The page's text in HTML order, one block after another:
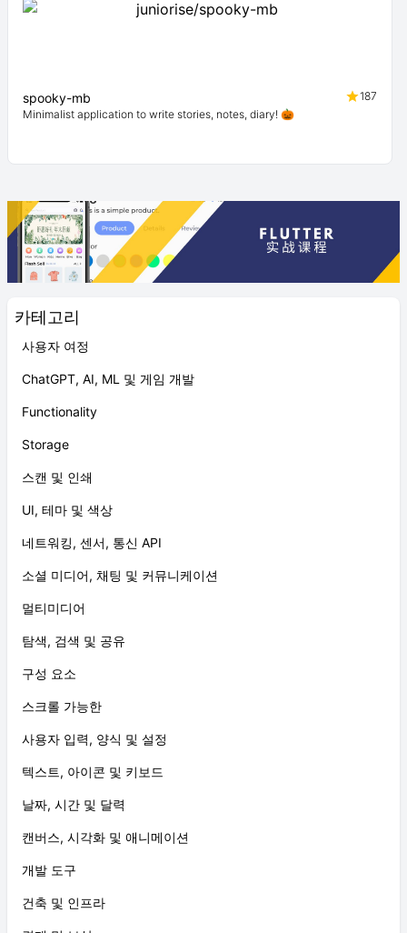
카테고리
사용자 여정
ChatGPT, AI, ML 및 게임 개발
Functionality
Storage
스캔 및 인쇄
UI, 테마 및 색상
네트워킹, 센서, 통신 API
소셜 미디어, 채팅 및 커뮤니케이션
멀티미디어
탐색, 검색 및 공유
구성 요소
스크롤 가능한
사용자 입력, 양식 및 설정
텍스트, 아이콘 및 키보드
날짜, 시간 및 달력
캔버스, 시각화 및 애니메이션
개발 도구
건축 및 인프라
spooky-mb
187
Minimalist application to write stories, notes, diary! 🎃